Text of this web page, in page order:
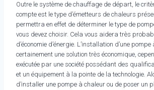
Outre le système de chauffage de départ, le
compte est le type d’émetteurs de chaleurs
permettra en effet de déterminer le type de
vous devez choisir. Cela vous aidera très
d’économie d’énergie. L’installation d’une
certainement une solution très économique,
exécutée par une société possédant des
et un équipement à la pointe de la technologie.
d’installer une pompe à chaleur ou de poser un